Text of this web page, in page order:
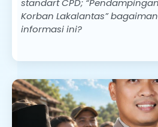
standart CPD;
Korban Lakalantas”
informasi ini?